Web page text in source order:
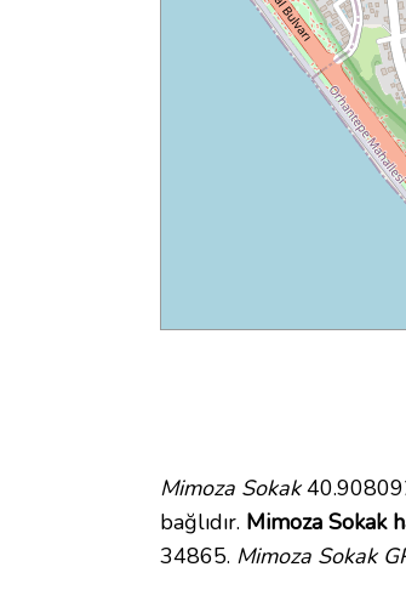
Mimoza Sokak
bağlıdır. Mimoza Sokak
34865. Mimoza Sokak